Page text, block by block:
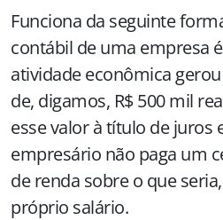
Funciona da seguinte
contábil de uma empresa
atividade econômica
de, digamos, R$ 500 mil
esse valor à título de juros
empresário não paga um
de renda sobre o que
próprio salário.